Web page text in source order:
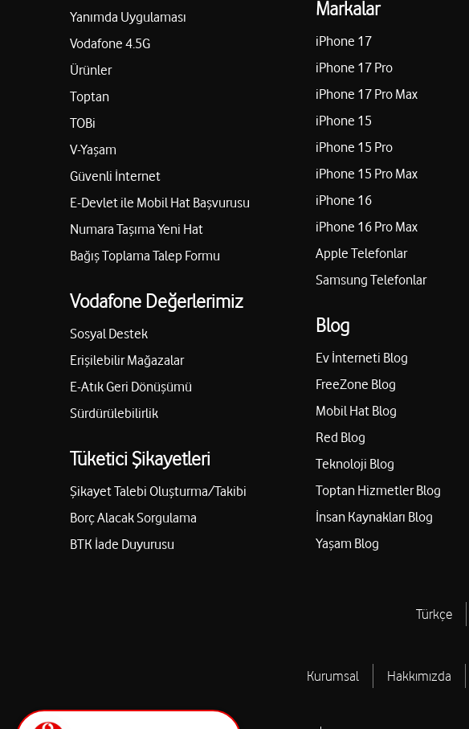
Yanımda Uygulaması
Vodafone 4.5G
Ürünler
Toptan
TOBi
V-Yaşam
Güvenli İnternet
E-Devlet ile Mobil Hat Başvurusu
Numara Taşıma Yeni Hat
Bağış Toplama Talep Formu
Vodafone Değerlerimiz
Sosyal Destek
Erişilebilir Mağazalar
E-Atık Geri Dönüşümü
Sürdürülebilirlik
Tüketici Şikayetleri
Şikayet Talebi Oluşturma/Takibi
Borç Alacak Sorgulama
BTK İade Duyurusu
Markalar
iPhone 17
iPhone 17 Pro
iPhone 17 Pro Max
iPhone 15
iPhone 15 Pro
iPhone 15 Pro Max
iPhone 16
iPhone 16 Pro Max
Apple Telefonlar
Samsung Telefonlar
Blog
Ev İnterneti Blog
FreeZone Blog
Mobil Hat Blog
Red Blog
Teknoloji Blog
Toptan Hizmetler Blog
İnsan Kaynakları Blog
Yaşam Blog
Türkçe
Kurumsal Hakkımızda